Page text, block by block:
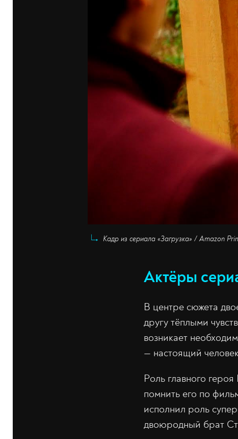
Кадр из сериала «Загрузка» / Amazon
Актёры
В центре сюжета
другу тёплыми
возникает
— настоящий
Роль главного
помнить его по
исполнил роль
двоюродный брат